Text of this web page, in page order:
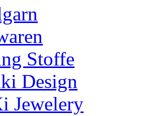
Stoffe
Design
Jewelery